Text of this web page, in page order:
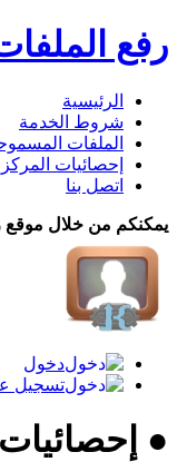
رفع
الرئيسية
شروط الخدمة
الملفات
إحصائيات المركز
اتصل بنا
يمكنكم من خلال موقع
دخول
تسجيل
●